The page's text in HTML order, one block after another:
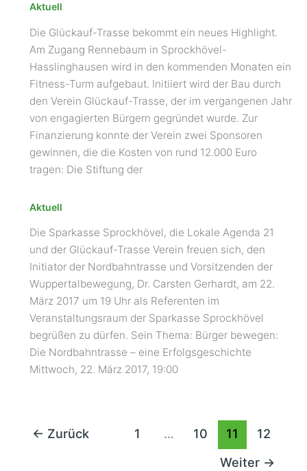
Aktuell
Die Glückauf-Trasse bekommt ein neues Highlight.
Am Zugang Rennebaum in Sprockhövel-
Hasslinghausen wird in den kommenden Monaten ein
Fitness-Turm aufgebaut. Initiiert wird der Bau durch
den Verein Glückauf-Trasse, der im vergangenen Jahr
von engagierten Bürgern gegründet wurde. Zur
Finanzierung konnte der Verein zwei Sponsoren
gewinnen, die die Kosten von rund 12.000 Euro
tragen: Die Stiftung der
Aktuell
Die Sparkasse Sprockhövel, die Lokale Agenda 21
und der Glückauf-Trasse Verein freuen sich, den
Initiator der Nordbahntrasse und Vorsitzenden der
Wuppertalbewegung, Dr. Carsten Gerhardt, am 22.
März 2017 um 19 Uhr als Referenten im
Veranstaltungsraum der Sparkasse Sprockhövel
begrüßen zu dürfen. Sein Thema: Bürger bewegen:
Die Nordbahntrasse – eine Erfolgsgeschichte
Mittwoch, 22. März 2017, 19:00
← Zurück 1 … 10 11
12
Weiter →